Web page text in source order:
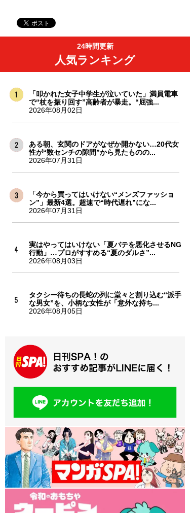
24時間更新
人気ランキング
「叩かれた女子中学生が泣いていた」満員電車
で“杖を振り回す”高齢者が暴走。“屈強...
2026年08月02日
ある朝、玄関のドアがなぜか開かない…20代女
性が“数センチの隙間”から見たものの...
2026年07月31日
「今から買ってはいけない“メンズファッショ
ン”」最新4選。超速で“時代遅れ”にな...
2026年07月31日
実はやってはいけない「夏バテを悪化させるNG
行動」…プロがすすめる“夏のダルさ”...
2026年08月03日
タクシー待ちの長蛇の列に堂々と割り込む“派手
な男女”を、小柄な女性が「意外な持ち...
2026年08月05日